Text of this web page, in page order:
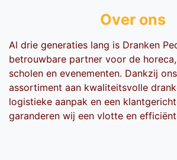
Over ons
Al drie generaties lang is Dranken
betrouwbare partner voor de
scholen en evenementen. Dankzij
assortiment aan kwaliteitsvolle
logistieke aanpak en een
garanderen wij een vlotte en